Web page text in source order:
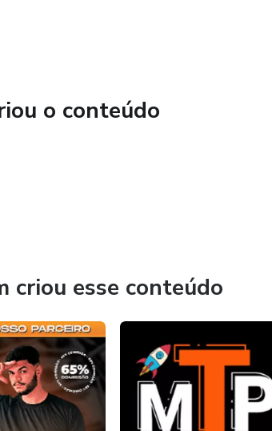
o conteúdo
criou esse conteúdo